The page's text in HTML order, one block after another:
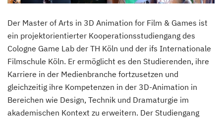
Der Master of Arts in 3D Animation for Film & Games ist
ein projektorientierter Kooperationsstudiengang des
Cologne Game Lab der TH Köln und der ifs Internationale
Filmschule Köln. Er ermöglicht es den Studierenden, ihre
Karriere in der Medienbranche fortzusetzen und
gleichzeitig ihre Kompetenzen in der 3D-Animation in
Bereichen wie Design, Technik und Dramaturgie im
akademischen Kontext zu erweitern. Der Studiengang